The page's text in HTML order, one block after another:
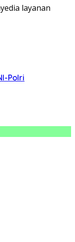
layanan
Polri